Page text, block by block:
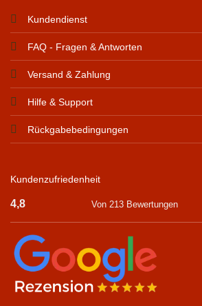
Kundendienst
FAQ - Fragen & Antworten
Versand & Zahlung
Hilfe & Support
Rückgabebedingungen
Kundenzufriedenheit
4,8 Von 213 Bewertungen